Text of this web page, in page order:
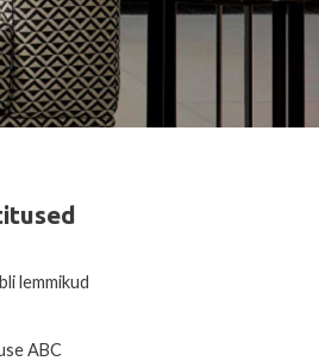
lemmikud
ABC